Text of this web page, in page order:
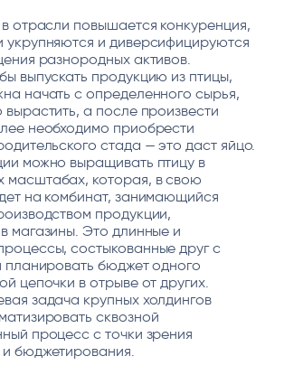
отрасли повышается конкуренция,
укрупняются и диверсифицируются
разнородных активов.
выпускать продукцию из птицы,
начать с определенного сырья,
а после произвести
необходимо приобрести
стада — это даст яйцо.
можно выращивать птицу в
масштабах, которая, в свою
на комбинат, занимающийся
продукции,
магазины. Это длинные и
состыкованные друг с
планировать бюджет одного
цепочки в отрыве от других.
задача крупных холдингов
сквозной
процесс с точки зрения
бюджетирования.